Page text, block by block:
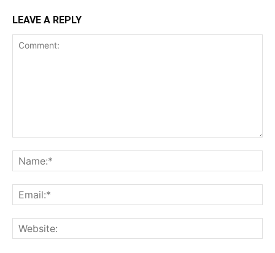
LEAVE A REPLY